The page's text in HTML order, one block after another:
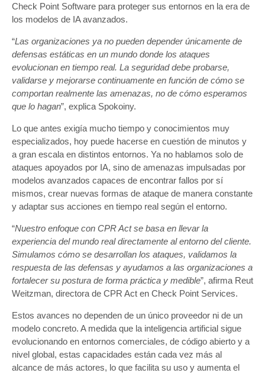
Check Point Software para proteger sus entornos en la era de
los modelos de IA avanzados.
“Las organizaciones ya no pueden depender únicamente de
defensas estáticas en un mundo donde los ataques
evolucionan en tiempo real. La seguridad debe probarse,
validarse y mejorarse continuamente en función de cómo se
comportan realmente las amenazas, no de cómo esperamos
que lo hagan”, explica Spokoiny.
Lo que antes exigía mucho tiempo y conocimientos muy
especializados, hoy puede hacerse en cuestión de minutos y
a gran escala en distintos entornos. Ya no hablamos solo de
ataques apoyados por IA, sino de amenazas impulsadas por
modelos avanzados capaces de encontrar fallos por sí
mismos, crear nuevas formas de ataque de manera constante
y adaptar sus acciones en tiempo real según el entorno.
“Nuestro enfoque con CPR Act se basa en llevar la
experiencia del mundo real directamente al entorno del cliente.
Simulamos cómo se desarrollan los ataques, validamos la
respuesta de las defensas y ayudamos a las organizaciones a
fortalecer su postura de forma práctica y medible”, afirma Reut
Weitzman, directora de CPR Act en Check Point Services.
Estos avances no dependen de un único proveedor ni de un
modelo concreto. A medida que la inteligencia artificial sigue
evolucionando en entornos comerciales, de código abierto y a
nivel global, estas capacidades están cada vez más al
alcance de más actores, lo que facilita su uso y aumenta el